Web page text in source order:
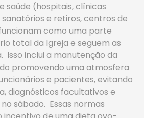
saúde (hospitais, clínicas
e retiros, centros de
como uma parte
total da Igreja e seguem as
Isso inclui a manutenção da
promovendo uma atmosfera
e pacientes, evitando
diagnósticos facultativos e
sábado. Essas normas